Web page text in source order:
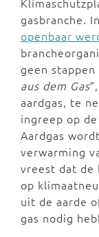
gasbranche.
openbaar
geen
aus dem Gas
aardgas, te
ingreep op
Aardgas
verwarming
vreest dat de
op
uit de aarde
gas nodig